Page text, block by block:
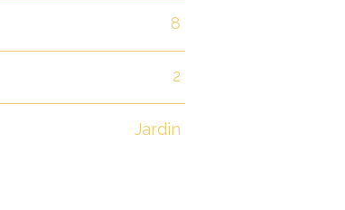
8
2
Jardin